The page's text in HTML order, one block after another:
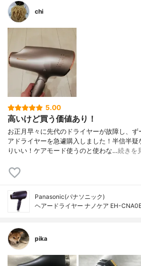
chi
5.00
高いけど買う価値あり！
お正月早々に先代のドライヤーが故障し、
アドライヤーを急遽購入しました！半信半
りいい！ケアモード使うのと使わな…続きを
Panasonic(パナソニック)
ヘアードライヤー ナノケア EH-
pika